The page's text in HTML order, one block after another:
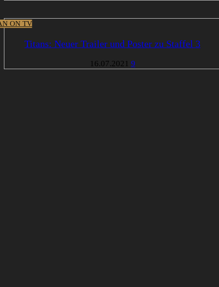
ON TV
Titans: Neuer Trailer und Poster zu Staffel 3
16.07.2021 9